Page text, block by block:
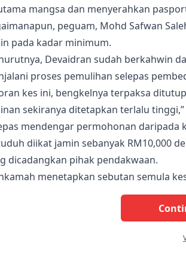
mangsa dan menyerahkan
peguam, Mohd Safwan
pada kadar minimum.
Devaidran sudah berkahwin
proses pemulihan selepas
kes ini, bengkelnya terpaksa
sekiranya ditetapkan terlalu tinggi,”
mendengar permohonan daripada
diikat jamin sebanyak RM10,000
dicadangkan pihak pendakwaan.
menetapkan sebutan semula